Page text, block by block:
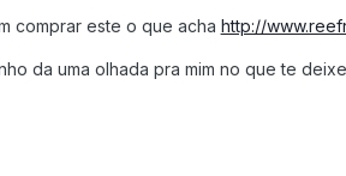
comprar este o que acha http://
da uma olhada pra mim no que te